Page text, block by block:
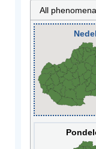
All phenomena